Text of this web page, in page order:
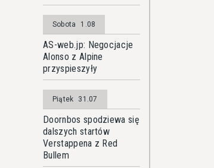
Sobota 1.08
AS-web.jp: Negocjacje
Alonso z Alpine
przyspieszyły
Piątek 31.07
Doornbos spodziewa się
dalszych startów
Verstappena z Red
Bullem